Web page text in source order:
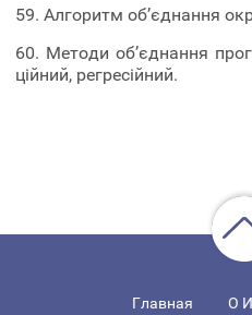
59. Алгоритм об’єднання
60. Методи об’єднання
ційний, регресійний.
Главная О